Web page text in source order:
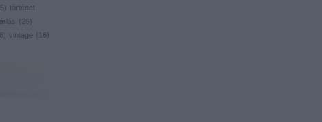
15) történet
( 26 )
) vintage ( 16 )